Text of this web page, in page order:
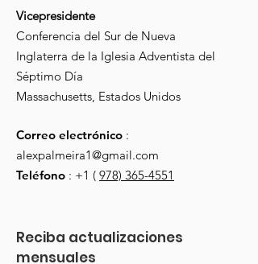
Vicepresidente
Conferencia del Sur de Nueva
Inglaterra de la Iglesia Adventista del
Séptimo Día
Massachusetts, Estados Unidos
Correo electrónico :
alexpalmeira1@gmail.com
Teléfono : +1 ( 978) 365-4551
Reciba actualizaciones
mensuales